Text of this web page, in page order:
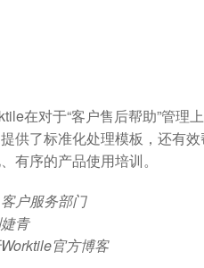
在对于“客户售后帮助”管
供了标准化处理模板，还有
有序的产品使用培训。
户服务部门
青
官方博客